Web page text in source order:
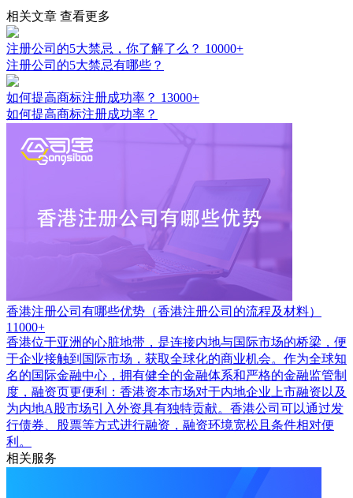
相关文章 查看更多
注册公司的5大禁忌，你了解了么？ 10000+
注册公司的5大禁忌有哪些？
如何提高商标注册成功率？ 13000+
如何提高商标注册成功率？
香港注册公司有哪些优势（香港注册公司的流程及材料）
11000+
香港位于亚洲的心脏地带，是连接内地与国际市场的桥梁，便
于企业接触到国际市场，获取全球化的商业机会。作为全球知
名的国际金融中心，拥有健全的金融体系和严格的金融监管制
度，融资页更便利：香港资本市场对于内地企业上市融资以及
为内地A股市场引入外资具有独特贡献。香港公司可以通过发
行债券、股票等方式进行融资，融资环境宽松且条件相对便
利。
相关服务